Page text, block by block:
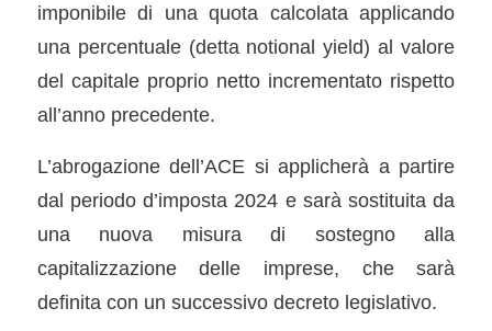
imponibile di una quota calcolata applicando
una percentuale (detta notional yield) al valore
del capitale proprio netto incrementato rispetto
all’anno precedente.
L’abrogazione dell’ACE si applicherà a partire
dal periodo d’imposta 2024 e sarà sostituita da
una nuova misura di sostegno alla
capitalizzazione delle imprese, che sarà
definita con un successivo decreto legislativo.